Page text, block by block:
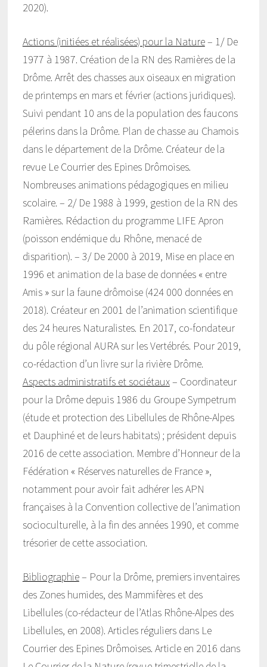
2020).
Actions (initiées et réalisées) pour la Nature– 1/ De
1977 à 1987. Création de la RN des Ramières de la
Drôme. Arrêt des chasses aux oiseaux en migration
de printemps en mars et février (actions juridiques).
Suivi pendant 10 ans de la population des faucons
pélerins dans la Drôme. Plan de chasse au Chamois
dans le département de la Drôme. Créateur de la
revue Le Courrier des Epines Drômoises.
Nombreuses animations pédagogiques en milieu
scolaire. – 2/ De 1988 à 1999, gestion de la RN des
Ramières. Rédaction du programme LIFE Apron
(poisson endémique du Rhône, menacé de
disparition). – 3/ De 2000 à 2019, Mise en place en
1996 et animation de la base de données « entre
Amis » sur la faune drômoise (424 000 données en
2018). Créateur en 2001 de l’animation scientifique
des 24 heures Naturalistes. En 2017, co-fondateur
du pôle régional AURA sur les Vertébrés. Pour 2019,
co-rédaction d’un livre sur la rivière Drôme.
Aspects administratifs et sociétaux– Coordinateur
pour la Drôme depuis 1986 du Groupe Sympetrum
(étude et protection des Libellules de Rhône-Alpes
et Dauphiné et de leurs habitats) ; président depuis
2016 de cette association. Membre d’Honneur de la
Fédération « Réserves naturelles de France »,
notamment pour avoir fait adhérer les APN
françaises à la Convention collective de l’animation
socioculturelle, à la fin des années 1990, et comme
trésorier de cette association.
Bibliographie– Pour la Drôme, premiers inventaires
des Zones humides, des Mammifères et des
Libellules (co-rédacteur de l’Atlas Rhône-Alpes des
Libellules, en 2008). Articles réguliers dans Le
Courrier des Epines Drômoises. Article en 2016 dans